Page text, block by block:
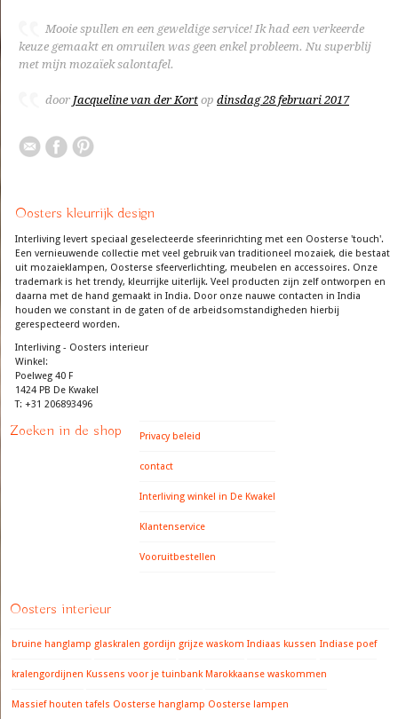
Mooie spullen en een geweldige service! Ik had een verkeerde
keuze gemaakt en omruilen was geen enkel probleem. Nu superblij
met mijn mozaïek salontafel.
door Jacqueline van der Kort op dinsdag 28 februari 2017
Oosters kleurrijk design
Interliving levert speciaal geselecteerde sfeerinrichting met een Oosterse 'touch'.
Een vernieuwende collectie met veel gebruik van traditioneel mozaiek, die bestaat
uit mozaieklampen, Oosterse sfeerverlichting, meubelen en accessoires. Onze
trademark is het trendy, kleurrijke uiterlijk. Veel producten zijn zelf ontworpen en
daarna met de hand gemaakt in India. Door onze nauwe contacten in India
houden we constant in de gaten of de arbeidsomstandigheden hierbij
gerespecteerd worden.
Interliving - Oosters interieur
Winkel:
Poelweg 40 F
1424 PB De Kwakel
T: +31 206893496
Zoeken in de shop Privacy beleid
contact
Interliving winkel in De Kwakel
Klantenservice
Vooruitbestellen
Oosters interieur
bruine hanglamp glaskralen gordijn grijze waskom Indiaas kussen Indiase poef
kralengordijnen Kussens voor je tuinbank Marokkaanse waskommen
Massief houten tafels Oosterse hanglamp Oosterse lampen